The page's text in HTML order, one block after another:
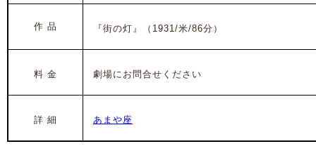
作 品 『街の灯』（1931/米/86分）
料 金 劇場にお問合せください
詳 細 あまや座